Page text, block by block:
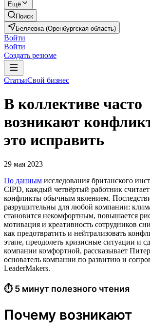
Ещё
Поиск
Беляевка (Оренбургская область)
Войти
Войти
Создать резюме
СтатьиСвой бизнес
В коллективе часто
возникают
это исправить
29 мая 2023
По данным исследования британского
СIPD, каждый четвёртый работник
конфликты обычным явлением.
разрушительны для любой компании:
становится некомфортным, повышается
мотивация и креативность сотрудников
как предотвратить и нейтрализовать
этапе, преодолеть кризисные ситуации и
компании комфортной, рассказывает
основатель компании по развитию и
LeaderMakers.
⏱ 5 минут полезного чтения
Почему возникают